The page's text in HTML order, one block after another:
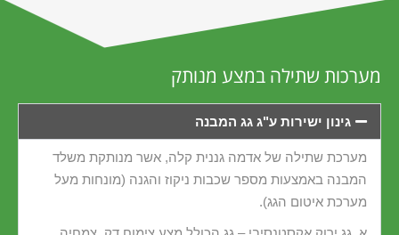
מערכות שתילה במצע מנותק
גינון ישירות ע"ג גג המבנה
מערכת שתילה של אדמה גננית קלה, אשר מנותקת משלד
המבנה באמצעות מספר שכבות ניקוז והגנה (מונחות מעל
מערכת איטום הגג).